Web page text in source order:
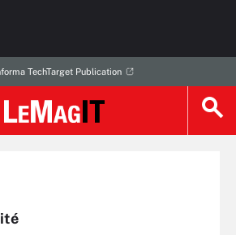
TechTarget Publication